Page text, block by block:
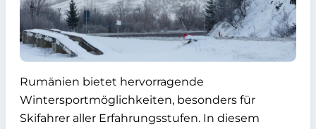
Rumänien bietet hervorragende
Wintersportmöglichkeiten, besonders für
Skifahrer aller Erfahrungsstufen. In diesem